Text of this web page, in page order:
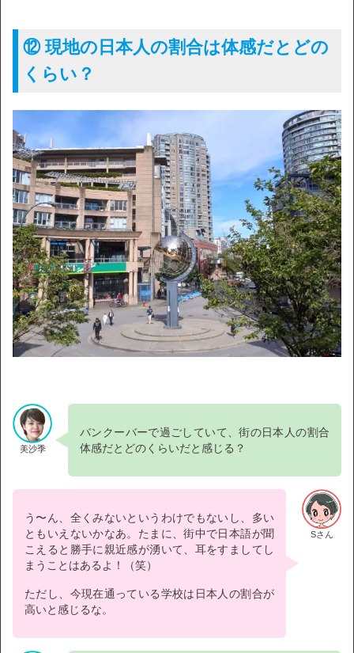
⑫ 現地の日本人の割合は体感だとどの
くらい？
美沙季
バンクーバーで過ごしていて、街の日本人の割合
体感だとどのくらいだと感じる？
Sさん
う〜ん、全くみないというわけでもないし、多い
ともいえないかなあ。たまに、街中で日本語が聞
こえると勝手に親近感が湧いて、耳をすましてし
まうことはあるよ！（笑）
ただし、今現在通っている学校は日本人の割合が
高いと感じるな。